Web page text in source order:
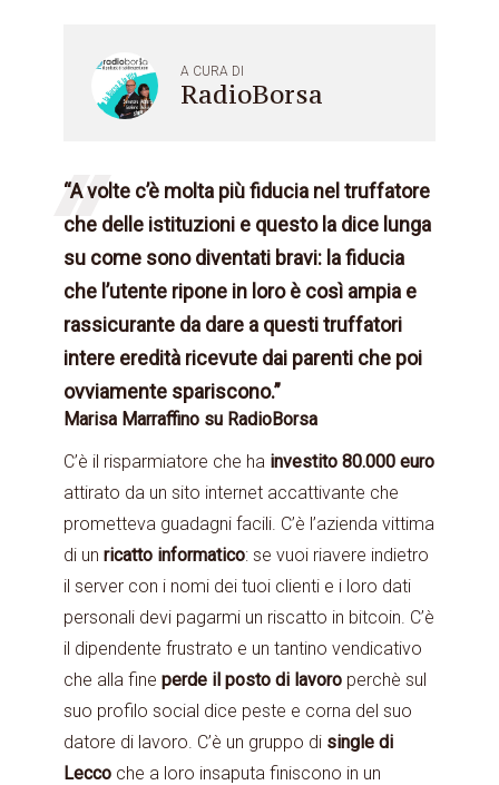
A CURA DI
RadioBorsa
“A volte c’è molta più fiducia nel truffatore
che delle istituzioni e questo la dice lunga
su come sono diventati bravi: la fiducia
che l’utente ripone in loro è così ampia e
rassicurante da dare a questi truffatori
intere eredità ricevute dai parenti che poi
ovviamente spariscono.”
Marisa Marraffino su RadioBorsa
C’è il risparmiatore che ha investito 80.000 euro
attirato da un sito internet accattivante che
prometteva guadagni facili. C’è l’azienda vittima
di un ricatto informatico: se vuoi riavere indietro
il server con i nomi dei tuoi clienti e i loro dati
personali devi pagarmi un riscatto in bitcoin. C’è
il dipendente frustrato e un tantino vendicativo
che alla fine perde il posto di lavoro perchè sul
suo profilo social dice peste e corna del suo
datore di lavoro. C’è un gruppo di single di
Lecco che a loro insaputa finiscono in un